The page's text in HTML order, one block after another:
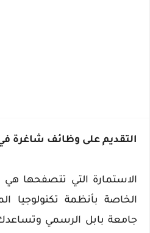
التقديم على وظائف شاغرة
الاستمارة التي تتصفحها هي
الخاصة بأنظمة تكنولوجيا
جامعة بابل الرسمي